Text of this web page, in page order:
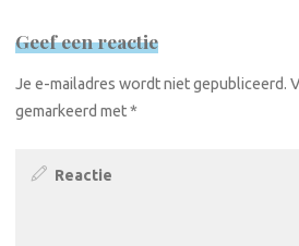
Geef een reactie
Je e-mailadres wordt niet gepubliceerd.
gemarkeerd met*